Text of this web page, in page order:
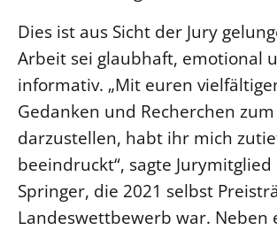
Dies ist aus Sicht der Jury
Arbeit sei glaubhaft, emotional
informativ. „Mit euren
Gedanken und Recherchen
darzustellen, habt ihr mich
beeindruckt“, sagte
Springer, die 2021 selbst
Landeswettbewerb war. Neben